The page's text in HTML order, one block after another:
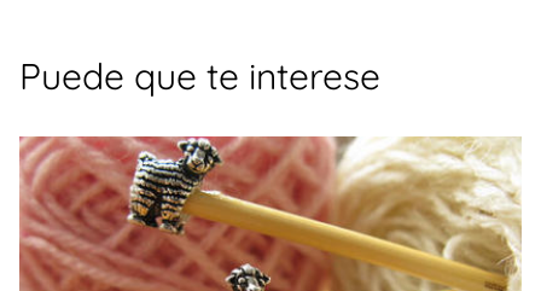
Puede que te interese